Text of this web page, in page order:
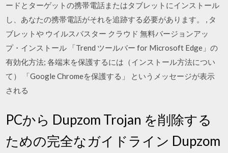
ードとターゲットの携帯電話またはタブレットにインストール
し、あなたの携帯電話がそれを追跡する必要があります。 , タ
ブレットや ウイルスバスター クラウド 無料バージョンアッ
プ・インストール 「Trend ツールバー for Microsoft Edge」の
有効化方法; 各端末を保護するには（インストール方法につい
て） 「Google Chromeを保護する」 というメッセージが表示
される
PCから Dupzom Trojan を削除する
ための完全なガイドライン Dupzom